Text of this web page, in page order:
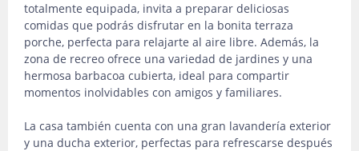
totalmente equipada, invita a preparar deliciosas
comidas que podrás disfrutar en la bonita terraza
porche, perfecta para relajarte al aire libre. Además, la
zona de recreo ofrece una variedad de jardines y una
hermosa barbacoa cubierta, ideal para compartir
momentos inolvidables con amigos y familiares.
La casa también cuenta con una gran lavandería exterior
y una ducha exterior, perfectas para refrescarse después